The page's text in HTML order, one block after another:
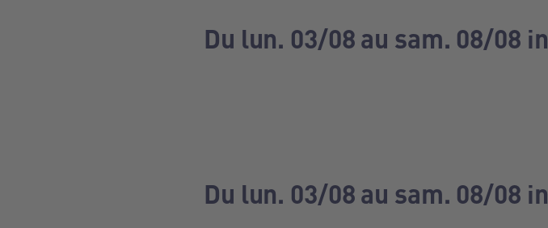
Du lun. 03/08 au sam. 08/08
Du lun. 03/08 au sam. 08/08